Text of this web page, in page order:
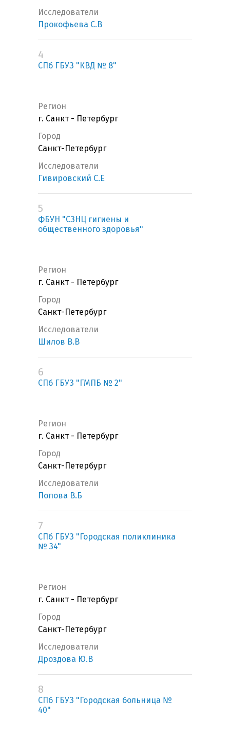
Исследователи
Прокофьева С.В
4
СПб ГБУЗ "КВД № 8"
Регион
г. Санкт - Петербург
Город
Санкт-Петербург
Исследователи
Гивировский С.Е
5
ФБУН "СЗНЦ гигиены и
общественного здоровья"
Регион
г. Санкт - Петербург
Город
Санкт-Петербург
Исследователи
Шилов В.В
6
СПб ГБУЗ "ГМПБ № 2"
Регион
г. Санкт - Петербург
Город
Санкт-Петербург
Исследователи
Попова В.Б
7
СПб ГБУЗ "Городская поликлиника
№ 34"
Регион
г. Санкт - Петербург
Город
Санкт-Петербург
Исследователи
Дроздова Ю.В
8
СПб ГБУЗ "Городская больница №
40"